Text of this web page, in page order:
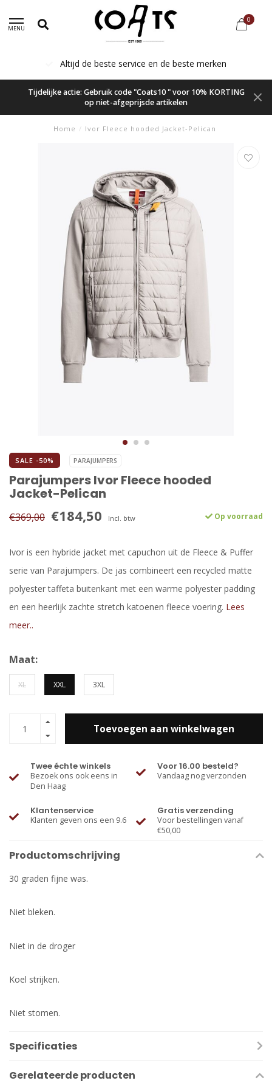
MENU
0
Altijd de beste service en de beste merken
Tijdelijke actie: Gebruik code "Coats10 " voor 10% KORTING
op niet-afgeprijsde artikelen
Home / Ivor Fleece hooded Jacket-Pelican
SALE -50% PARAJUMPERS
Parajumpers Ivor Fleece hooded
Jacket-Pelican
€369,00 €184,50 Incl. btw Op voorraad
Ivor is een hybride jacket met capuchon uit de Fleece & Puffer
serie van Parajumpers. De jas combineert een recycled matte
polyester taffeta buitenkant met een warme polyester padding
en een heerlijk zachte stretch katoenen fleece voering. Lees
meer..
Maat:
XL XXL 3XL
Toevoegen aan winkelwagen
Twee échte winkels
Bezoek ons ook eens in
Den Haag
Voor 16.00 besteld?
Vandaag nog verzonden
Klantenservice
Klanten geven ons een 9.6
Gratis verzending
Voor bestellingen vanaf
€50,00
Productomschrijving
30 graden fijne was.
Niet bleken.
Niet in de droger
Koel strijken.
Niet stomen.
Specificaties
Gerelateerde producten